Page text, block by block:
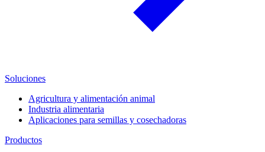
Soluciones
Agricultura y alimentación animal
Industria alimentaria
Aplicaciones para semillas y cosechadoras
Productos